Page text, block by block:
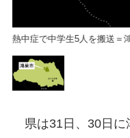
熱中症で中学生5人を搬送＝
県は31日、30日に